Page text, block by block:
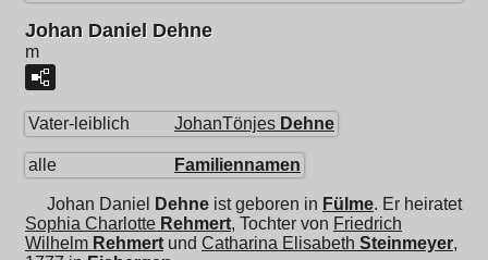
Johan Daniel Dehne
m
Vater-leiblich JohanTönjes Dehne
alle Familiennamen
Johan Daniel Dehne ist geboren in Fülme. Er heiratet
Sophia Charlotte Rehmert, Tochter von Friedrich
Wilhelm Rehmert und Catharina Elisabeth Steinmeyer,